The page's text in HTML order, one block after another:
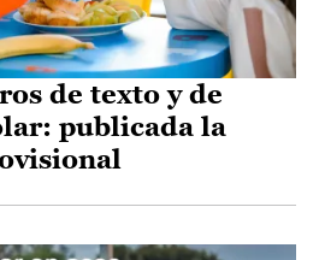
de texto y de
publicada la